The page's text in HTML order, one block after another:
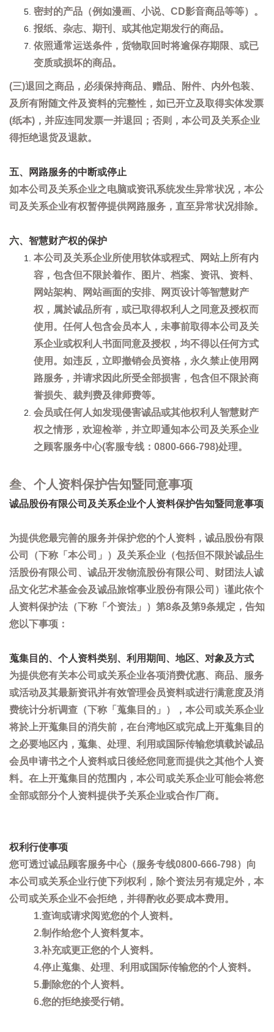
密封的产品（例如漫画、小说、CD影音商品等等）。
报纸、杂志、期刊、或其他定期发行的商品。
依照通常运送条件，货物取回时将逾保存期限、或已
变质或损坏的商品。
(三)退回之商品，必须保持商品、赠品、附件、内外包装、
及所有附随文件及资料的完整性，如已开立及取得实体发票
(纸本)，并应连同发票一并退回；否则，本公司及关系企业
得拒绝退货及退款。
五、网路服务的中断或停止
如本公司及关系企业之电脑或资讯系统发生异常状况，本公
司及关系企业有权暂停提供网路服务，直至异常状况排除。
六、智慧财产权的保护
本公司及关系企业所使用软体或程式、网站上所有内
容，包含但不限於着作、图片、档案、资讯、资料、
网站架构、网站画面的安排、网页设计等智慧财产
权，属於诚品所有，或已取得权利人之同意及授权而
使用。任何人包含会员本人，未事前取得本公司及关
系企业或权利人书面同意及授权，均不得以任何方式
使用。如违反，立即撤销会员资格，永久禁止使用网
路服务，并请求因此所受全部损害，包含但不限於商
誉损失、裁判费及律师费等。
会员或任何人如发现侵害诚品或其他权利人智慧财产
权之情形，欢迎检举，并立即通知本公司及关系企业
之顾客服务中心(客服专线：0800-666-798)处理。
叁、个人资料保护告知暨同意事项
诚品股份有限公司及关系企业个人资料保护告知暨同意事项
为提供您最完善的服务并保护您的个人资料，诚品股份有限
公司（下称「本公司」）及关系企业（包括但不限於诚品生
活股份有限公司、诚品开发物流股份有限公司、财团法人诚
品文化艺术基金会及诚品旅馆事业股份有限公司）谨此依个
人资料保护法（下称「个资法」）第8条及第9条规定，告知
您以下事项：
蒐集目的、个人资料类别、利用期间、地区、对象及方式
为提供您有关本公司或关系企业各项消费优惠、商品、服务
或活动及其最新资讯并有效管理会员资料或进行满意度及消
费统计分析调查（下称「蒐集目的」），本公司或关系企业
将於上开蒐集目的消失前，在台湾地区或完成上开蒐集目的
之必要地区内，蒐集、处理、利用或国际传输您填载於诚品
会员申请书之个人资料或日後经您同意而提供之其他个人资
料。在上开蒐集目的范围内，本公司或关系企业可能会将您
全部或部分个人资料提供予关系企业或合作厂商。
权利行使事项
您可透过诚品顾客服务中心（服务专线0800-666-798）向
本公司或关系企业行使下列权利，除个资法另有规定外，本
公司或关系企业不会拒绝，并得酌收必要成本费用。
1.查询或请求阅览您的个人资料。
2.制作给您个人资料复本。
3.补充或更正您的个人资料。
4.停止蒐集、处理、利用或国际传输您的个人资料。
5.删除您的个人资料。
6.您的拒绝接受行销。